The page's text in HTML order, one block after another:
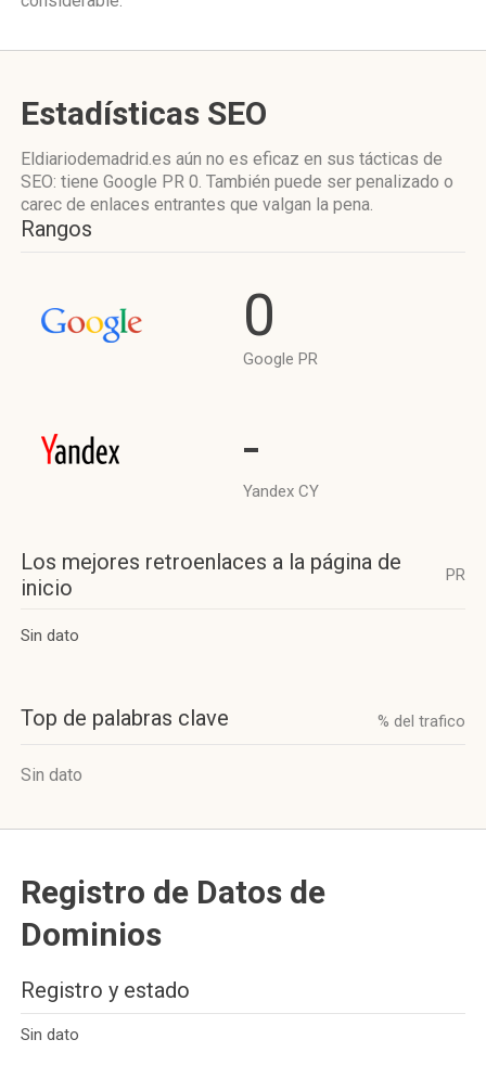
Estadísticas SEO
Eldiariodemadrid.es aún no es eficaz en sus tácticas de
SEO: tiene Google PR 0. También puede ser penalizado o
carec de enlaces entrantes que valgan la pena.
Rangos
0
Google PR
-
Yandex CY
Los mejores retroenlaces a la página de
inicio
PR
Sin dato
Top de palabras clave % del trafico
Sin dato
Registro de Datos de
Dominios
Registro y estado
Sin dato